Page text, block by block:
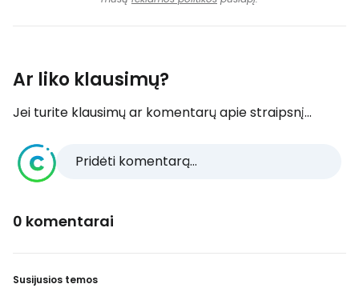
Ar liko klausimų?
Jei turite klausimų ar komentarų apie straipsnį...
Pridėti komentarą...
0 komentarai
Susijusios temos